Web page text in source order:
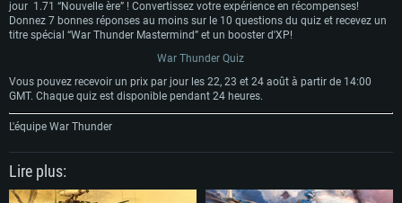
jour 1.71 “Nouvelle ère” ! Convertissez votre expérience en récompenses!
Donnez 7 bonnes réponses au moins sur le 10 questions du quiz et recevez un
titre spécial “War Thunder Mastermind” et un booster d'XP!
War Thunder Quiz
Vous pouvez recevoir un prix par jour les 22, 23 et 24 août à partir de 14:00
GMT. Chaque quiz est disponible pendant 24 heures.
L'équipe War Thunder
Lire plus: